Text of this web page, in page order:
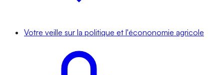
Votre veille sur la politique et l'écononomie agricole